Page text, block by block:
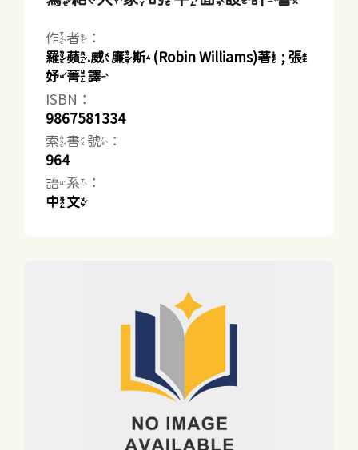
作者：
羅蘋.威廉斯(Robin Williams)著 ; 張
妤菁譯
ISBN：
9867581334
索書號：
964
語系：
中文